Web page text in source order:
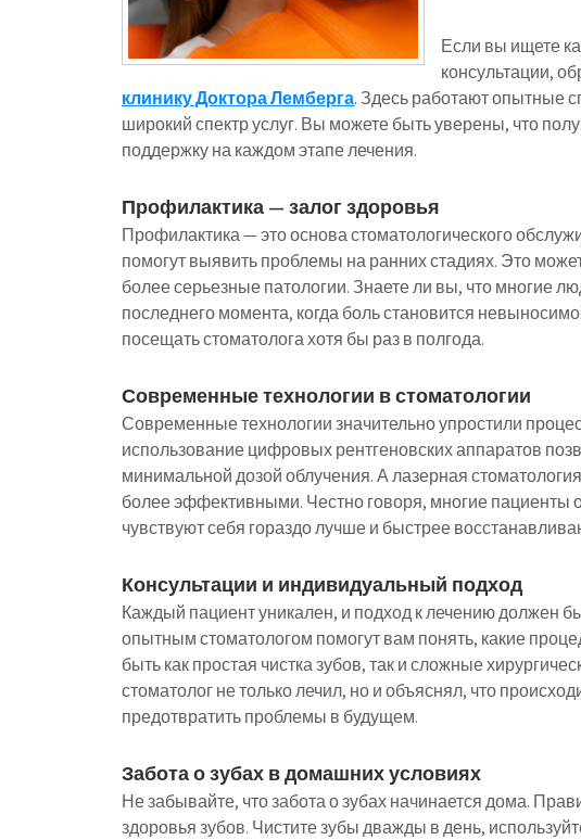
Если вы ищете
консультации,
клинику Доктора Лемберга. Здесь работают опытные
широкий спектр услуг. Вы можете быть уверены, что
поддержку на каждом этапе лечения.
Профилактика — залог здоровья
Профилактика — это основа стоматологического
помогут выявить проблемы на ранних стадиях. Это
более серьезные патологии. Знаете ли вы, что многие
последнего момента, когда боль становится
посещать стоматолога хотя бы раз в полгода.
Современные технологии в стоматологии
Современные технологии значительно упростили
использование цифровых рентгеновских аппаратов
минимальной дозой облучения. А лазерная
более эффективными. Честно говоря, многие пациенты
чувствуют себя гораздо лучше и быстрее
Консультации и индивидуальный подход
Каждый пациент уникален, и подход к лечению должен
опытным стоматологом помогут вам понять, какие
быть как простая чистка зубов, так и сложные
стоматолог не только лечил, но и объяснял, что
предотвратить проблемы в будущем.
Забота о зубах в домашних условиях
Не забывайте, что забота о зубах начинается дома.
здоровья зубов. Чистите зубы дважды в день,